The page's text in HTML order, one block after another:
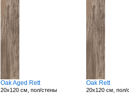
Oak Aged Rett
20x120 см, пол/стены
Oak Rett
20x120 см, пол/